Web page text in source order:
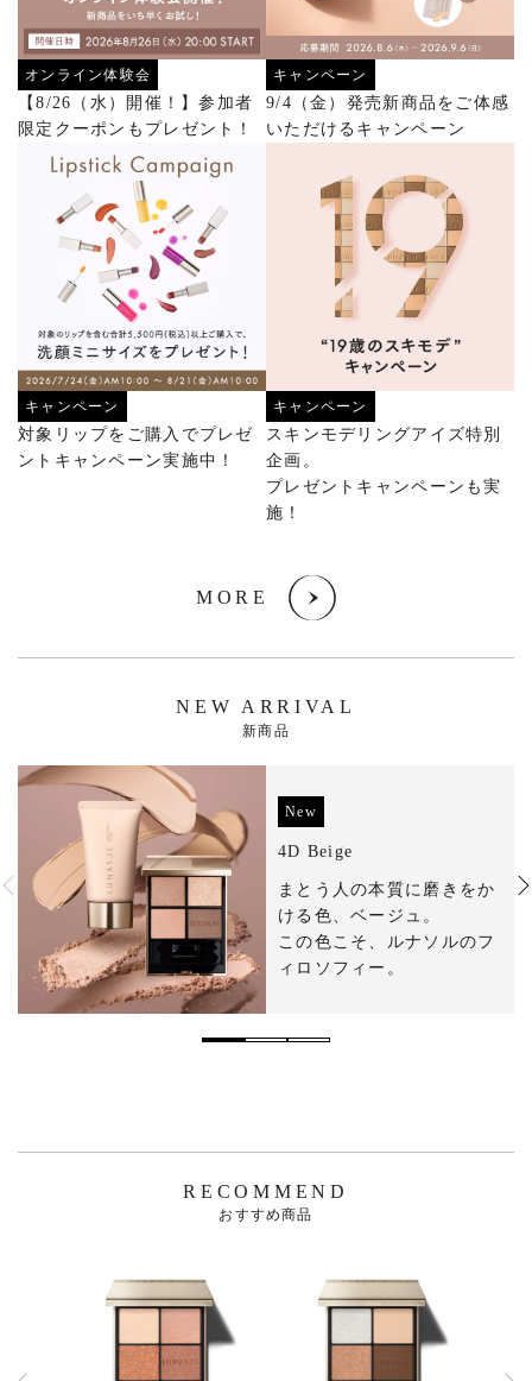
オンライン体験会
【8/26（水）開催！】参加者
限定クーポンもプレゼント！
キャンペーン
9/4（金）発売新商品をご体感
いただけるキャンペーン
キャンペーン
対象リップをご購入でプレゼ
ントキャンペーン実施中！
キャンペーン
スキンモデリングアイズ特別
企画。
プレゼントキャンペーンも実
施！
MORE
NEW ARRIVAL
新商品
New
4D Beige
まとう​人の​本質に​磨きを​か
ける​色、​ベージュ。​
この​色こそ、​ルナソルの​フ
ィロソフィー。​
RECOMMEND
おすすめ商品